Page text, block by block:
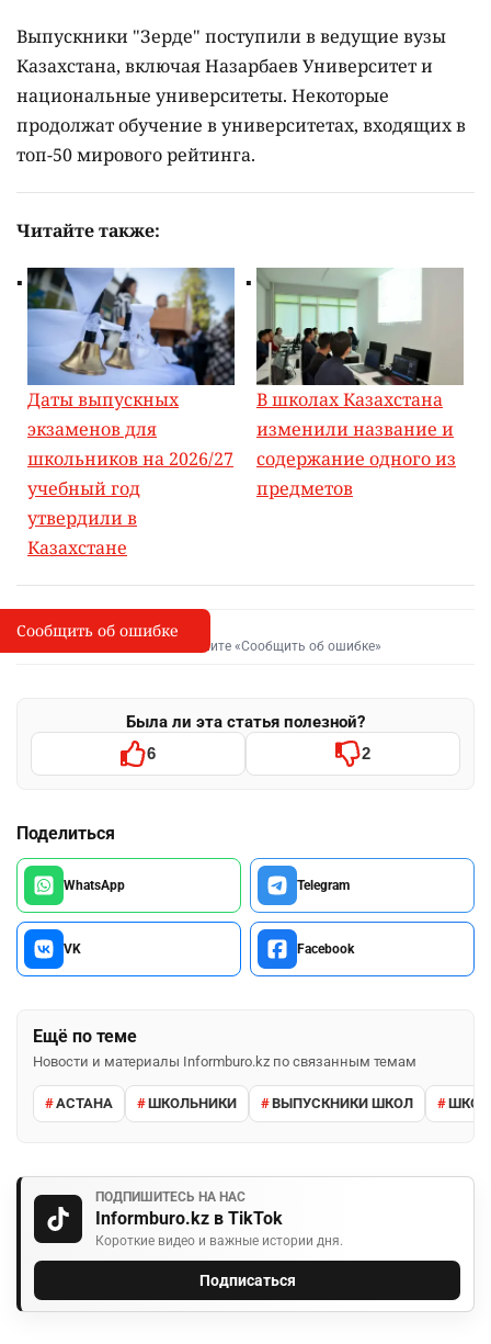
Выпускники "Зерде" поступили в ведущие вузы
Казахстана, включая Назарбаев Университет и
национальные университеты. Некоторые
продолжат обучение в университетах, входящих в
топ-50 мирового рейтинга.
Читайте также:
Даты выпускных
экзаменов для
школьников на 2026/27
учебный год
утвердили в
Казахстане
В школах Казахстана
изменили название и
содержание одного из
предметов
I
Сообщить об опечатке
Выделите фрагмент и нажмите «Сообщить об ошибке»
Была ли эта статья полезной?
6 2
Поделиться
WhatsApp Telegram
VK Facebook
Ещё по теме
Новости и материалы Informburo.kz по связанным темам
АСТАНА ШКОЛЬНИКИ ВЫПУСКНИКИ ШКОЛ
ПОДПИШИТЕСЬ НА НАС
Informburo.kz в TikTok
Короткие видео и важные истории дня.
Подписаться
Сообщить об ошибке